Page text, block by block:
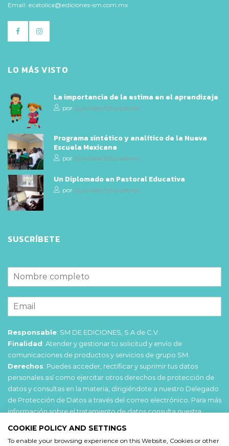
Email: ecatolica@ediciones-sm.com.mx
LO MÁS VISTO
La importancia de la estima en el aprendizaje
por Queridos Educadores
Programa sintético y analítico de la Nueva
Escuela Mexicana
por Queridos Educadores
Un Diplomado en Pastoral Educativa
por Queridos Educadores
SUSCRÍBETE
Responsable: SM DE EDICIONES, S.A de C.V.
Finalidad: Atender y gestionar tu solicitud y envío de
comunicaciones de productos y servicios de grupo SM.
Derechos: Puedes acceder, rectificar y suprimir tus datos
personales así como ejercitar otros derechos de protección de
datos y consultas en la materia, dirigiéndote a nuestro Delegado
de Protección de Datos a través del correo electrónico. Para más
información sobre el tratamiento de datos consulta nuestra
Acepto
COOKIE POLICY AND SETTINGS
To enable your browsing experience on this Website, Cookies or other